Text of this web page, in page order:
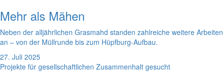
Mehr als Mähen
Neben der alljährlichen Grasmahd standen zahlreiche weitere Arbeiten
an – von der Müllrunde bis zum Hüpfburg-Aufbau.
27. Juli 2025
Projekte für gesellschaftlichen Zusammenhalt gesucht